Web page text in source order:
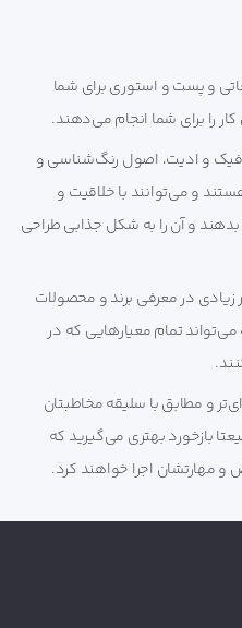
و پست و استوری برای شما
را برای شما انجام می‌دهند.
و ادیت، اصول رنگ‌شناسی و
و می‌توانند با خلاقیت و
بدهند و آن را به شکل جذابی طراحی
زیادی در معرفی برند و محصولات
تمام معیارهایی که در
و مطابق با سلیقه مخاطبتان
بازخورد بهتری می‌گیرید که
مهارتشان اجرا خواهند کرد.